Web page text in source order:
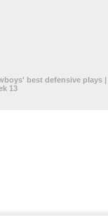
best defensive plays |
13